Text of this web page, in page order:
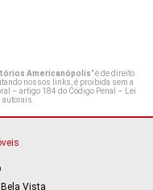
Americanópolis" é de direito
nossos links, é proibida sem a
– artigo 184 do Código Penal – Lei
autorais.
Vista